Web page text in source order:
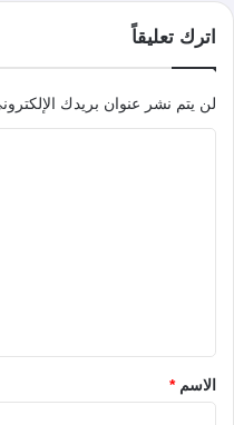
اترك تعليقاً
لن يتم نشر عنوان بريدك
*الاسم*